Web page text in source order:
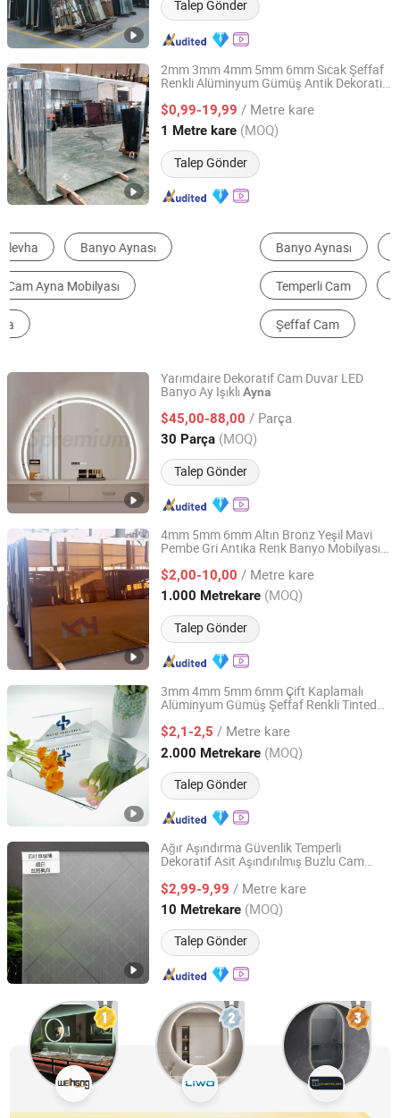
Talep Gönder
2mm 3mm 4mm 5mm 6mm Sıcak Şeffaf
Renkli Alüminyum Gümüş Antik Dekoratif
Katlı Float Cam Ayna
$0,99-19,99 / Metre kare
1 Metre kare (MOQ)
Talep Gönder
Rider Glass Co., Ltd.
Shandong, China Fiyat 2009
Banyo Aynası Dekoratif Aynalar
Temperli Cam Renkli Cam
Yarımdaire Dekoratif Cam Duvar LED
Banyo Ay Işıklı Ayna
$45,00-88,00 / Parça
30 Parça (MOQ)
Talep Gönder
Hangzhou Surfing Smart Home Co., Ltd.
Zhejiang, China Fiyat 2020
4mm 5mm 6mm Altın Bronz Yeşil Mavi
Pembe Gri Antika Renk Banyo Mobilyası
$2,00-10,00 / Metre kare
1.000 Metrekare (MOQ)
Talep Gönder
QINGDAO KH MATERIALS CO., LTD
Shandong, China Fiyat 2025
3mm 4mm 5mm 6mm Çift Kaplamalı
Alüminyum Gümüş Şeffaf Renkli Tinted
Banyo/LED/Akıllı/Güvenlik
Çerçevesiz/
Ayna
$2,1-2,5 / Metre kare
2.000 Metrekare (MOQ)
Talep Gönder
Qingdao Weco Industry Co., Ltd
Shandong, China Fiyat 2025
Ağır Aşındırma Güvenlik Temperli
Dekoratif Asit Aşındırılmış Buzlu Cam
$2,99-9,99 / Metre kare
10 Metrekare (MOQ)
Talep Gönder
Tengzhou Lucky Clover Glass Product Co., Ltd.
Shandong, China Fiyat 2026